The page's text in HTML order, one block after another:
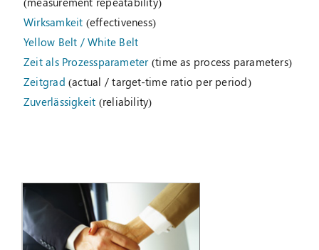
Wirksamkeit (effectiveness)
Yellow Belt / White Belt
Zeit als Prozessparameter(time as process parameters)
Zeitgrad (actual / target-time ratio per period)
Zuverlässigkeit (reliability)